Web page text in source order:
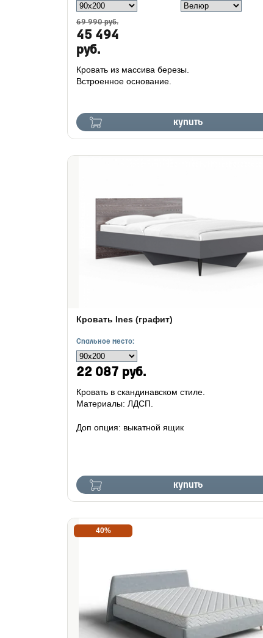
69 990 руб.
45 494
руб.
купить
Кровать из массива березы.
Встроенное основание.
Кровать Ines (графит)
Спальное место:
22 087 руб.
купить
Кровать в скандинавском стиле.
Материалы: ЛДСП.
Доп опция: выкатной ящик
40%